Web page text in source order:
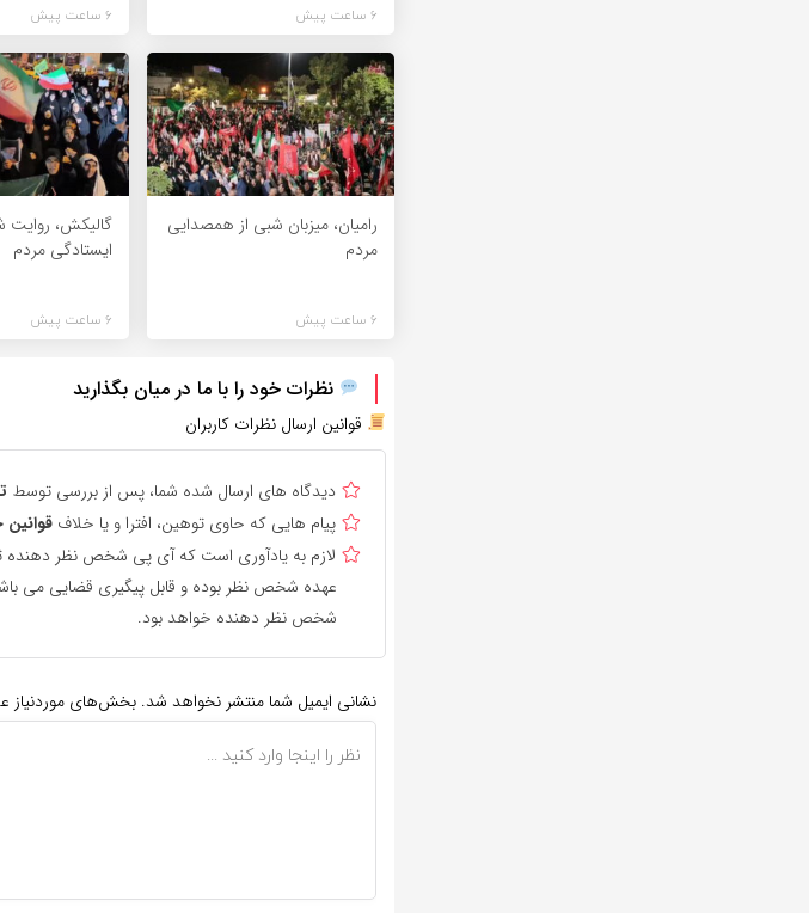
6 ساعت پیش 6 ساعت پیش
رامیان، میزبان شبی از همصدایی
مردم
6 ساعت پیش
گالیکش، روایت
ایستادگی مردم
6 ساعت پیش
نظرات خود را با ما در میان بگذارید
قوانین ارسال نظرات کاربران
دیدگاه های ارسال شده شما، پس از بررسی توسط
پیام هایی که حاوی توهین، افترا و یا خلاف
لازم به یادآوری است که آی پی شخص نظر دهنده
عهده شخص نظر بوده و قابل پیگیری قضایی می
شخص نظر دهنده خواهد بود.
نشانی ایمیل شما منتشر نخواهد شد. بخش‌های موردنیاز